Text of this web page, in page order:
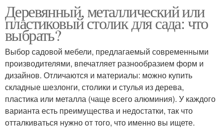
Деревянный, металлический или
пластиковый столик для сада: что
выбрать?
Выбор садовой мебели, предлагаемый современными
производителями, впечатляет разнообразием форм и
дизайнов. Отличаются и материалы: можно купить
складные шезлонги, столики и стулья из дерева,
пластика или металла (чаще всего алюминия). У каждого
варианта есть преимущества и недостатки, так что
отталкиваться нужно от того, что именно вы ищете.